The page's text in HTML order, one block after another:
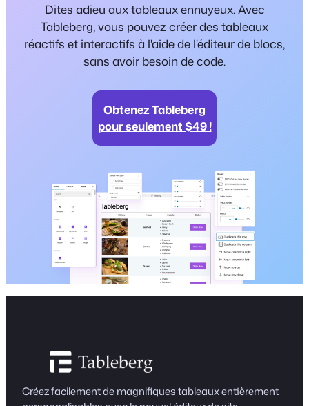
Dites adieu aux tableaux ennuyeux. Avec
Tableberg, vous pouvez créer des tableaux
réactifs et interactifs à l'aide de l'éditeur de blocs,
sans avoir besoin de code.
Obtenez Tableberg
pour seulement $49 !
Créez facilement de magnifiques tableaux entièrement